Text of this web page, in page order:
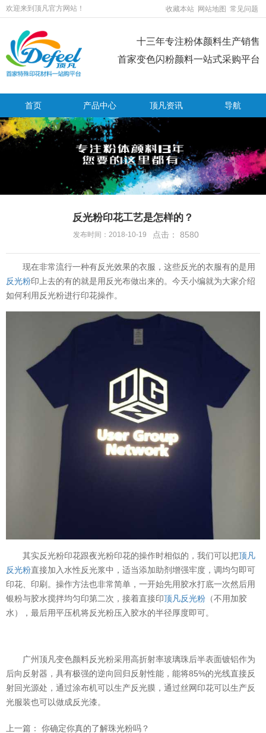
欢迎来到顶凡官方网站！ 收藏本站 网站地图 常见问题
十三年专注粉体颜料生产销售
首家变色闪粉颜料一站式采购平台
首页 产品中心 顶凡资讯 导航
反光粉印花工艺是怎样的？
发布时间：2018-10-19 点击： 8580
现在非常流行一种有反光效果的衣服，这些反光的衣服有的是用
反光粉印上去的有的就是用反光布做出来的。今天小编就为大家介绍
如何利用反光粉进行印花操作。
其实反光粉印花跟夜光粉印花的操作时相似的，我们可以把顶凡
反光粉直接加入水性反光浆中，适当添加助剂增强牢度，调均匀即可
印花、印刷。操作方法也非常简单，一开始先用胶水打底一次然后用
银粉与胶水搅拌均匀印第二次，接着直接印顶凡反光粉 （不用加胶
水），最后用平压机将反光粉压入胶水的半径厚度即可。
广州顶凡变色颜料反光粉采用高折射率玻璃珠后半表面镀铝作为
后向反射器，具有极强的逆向回归反射性能，能将85%的光线直接反
射回光源处，通过涂布机可以生产反光膜，通过丝网印花可以生产反
光服装也可以做成反光漆。
上一篇： 你确定你真的了解珠光粉吗？
温变粉可以做防伪标签、温变防伪吗...